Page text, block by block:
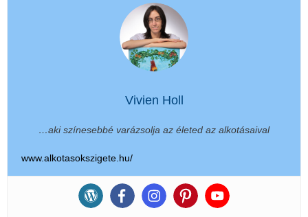
Vivien Holl
…aki színesebbé varázsolja az életed az alkotásaival
www.alkotasokszigete.hu/